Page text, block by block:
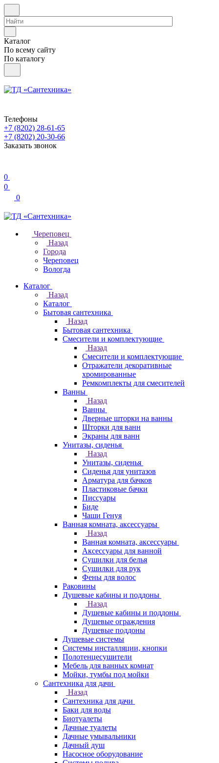
Каталог
По всему сайту
По каталогу
Телефоны
+7 (8202) 28‑61-65
+7 (8202) 20‑30-66
Заказать звонок
0
0
0
Череповец
Назад
Города
Череповец
Вологда
Каталог
Назад
Каталог
Бытовая сантехника
Назад
Бытовая сантехника
Смесители и комплектующие
Назад
Смесители и комплектующие
Отражатели декоративные
хромированные
Ремкомплекты для смесителей
Ванны
Назад
Ванны
Дверные шторки на ванны
Шторки для ванн
Экраны для ванн
Унитазы, сиденья
Назад
Унитазы, сиденья
Сиденья для унитазов
Арматура для бачков
Пластиковые бачки
Писсуары
Биде
Чаши Генуя
Ванная комната, аксессуары
Назад
Ванная комната, аксессуары
Аксессуары для ванной
Сушилки для белья
Сушилки для рук
Фены для волос
Раковины
Душевые кабины и поддоны
Назад
Душевые кабины и поддоны
Душевые ограждения
Душевые поддоны
Душевые системы
Системы инсталляции, кнопки
Полотенцесушители
Мебель для ванных комнат
Мойки, тумбы под мойки
Сантехника для дачи
Назад
Сантехника для дачи
Баки для воды
Биотуалеты
Дачные туалеты
Дачные умывальники
Дачный душ
Насосное оборудование